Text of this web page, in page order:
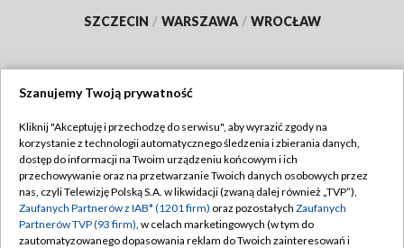
SZCZECIN / WARSZAWA / WROCŁAW
TVP
Abonament TVP
Emisja w TVP
Centrum informacji TVP
Regulamin TVP
Polityka prywatności
Moje zgody
Szanujemy Twoją prywatność
Kliknij "Akceptuję i przechodzę do serwisu", aby wyrazić zgody na
korzystanie z technologii automatycznego śledzenia i zbierania danych,
dostęp do informacji na Twoim urządzeniu końcowym i ich
przechowywanie oraz na przetwarzanie Twoich danych osobowych przez
nas, czyli Telewizję Polską S.A. w likwidacji (zwaną dalej również „TVP”),
Zaufanych Partnerów z IAB* (1201 firm) oraz pozostałych Zaufanych
Partnerów TVP (93 firm), w celach marketingowych (w tym do
zautomatyzowanego dopasowania reklam do Twoich zainteresowań i